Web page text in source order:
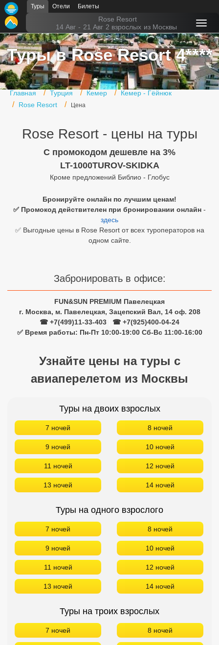
Туры Отели Билеты
Rose Resort
14 Авг - 21 Авг 2 взрослых из Москвы
Туры в Rose Resort 4****
Главная Турция Кемер
Кемер - Гёйнюк
Rose Resort
Цена
Rose Resort - цены на туры
C промокодом дешевле на 3%
LT-1000TUROV-SKIDKA
Кроме предложений Библио - Глобус
Бронируйте онлайн по лучшим ценам!
✅ Промокод действителен при бронировании онлайн -
здесь
✅ Выгодные цены в Rose Resort от всех туроператоров на
одном сайте.
Забронировать в офисе:
FUN&SUN PREMIUM Павелецкая
г. Москва, м. Павелецкая, Зацепский Вал, 14 оф. 208
☎ +7(499)11-33-403
☎ +7(925)400-04-24
✅ Время работы: Пн-Пт 10:00-19:00 Сб-Вс 11:00-16:00
Узнайте цены на туры с
авиаперелетом из Москвы
Туры на двоих взрослых
7 ночей 8 ночей
9 ночей 10 ночей
11 ночей 12 ночей
13 ночей 14 ночей
Туры на одного взрослого
7 ночей 8 ночей
9 ночей 10 ночей
11 ночей 12 ночей
13 ночей 14 ночей
Туры на троих взрослых
7 ночей 8 ночей
Главная
Горящие туры
Туры в Турцию
Туры в Египет
Помощь
Подборки отелей
Вьетнам
Хайнань
Большой Сочи
Кав Мин Воды
Экскурсионные туры
VIP отели 5 звезд
ТОП 10 лучших отелей 5*
ТОП 10 недорогих отелей
5*
Лучшие отели 4* звезды
Недорогие отели 4*
Недорогие отели 3*